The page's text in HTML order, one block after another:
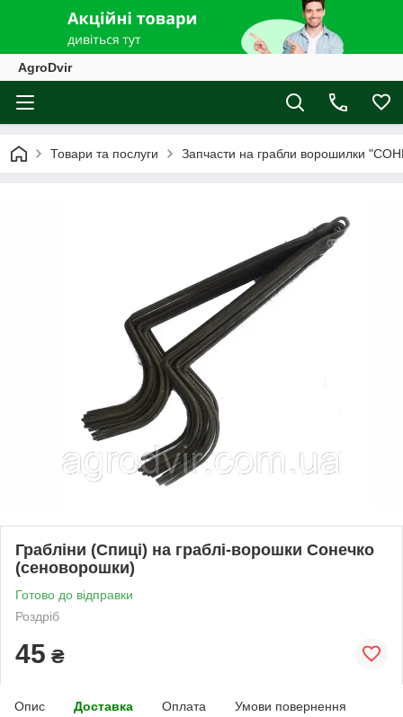
AgroDvir
Товари та послуги Запчасти на грабли ворошилки
Грабліни (Спиці) на граблі-ворошки Сонечко
(сеноворошки)
Готово до відправки
Роздріб
45 ₴
Опис Доставка Оплата Умови повернення